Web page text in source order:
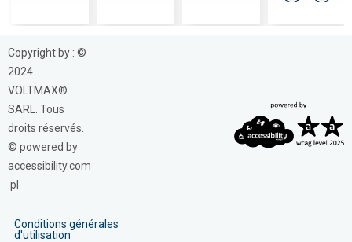
Copyright by : ©
2024
VOLTMAX®
SARL. Tous
droits réservés.
© powered by
accessibility.com
.pl
Conditions générales
d'utilisation